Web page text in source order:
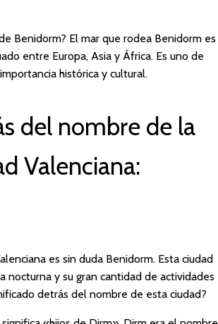
Benidorm? El mar que rodea Benidorm es
entre Europa, Asia y África. Es uno de
histórica y cultural.
del nombre de la
Valenciana:
es sin duda Benidorm. Esta ciudad
nocturna y su gran cantidad de actividades
detrás del nombre de esta ciudad?